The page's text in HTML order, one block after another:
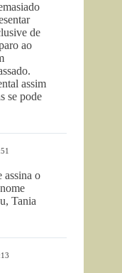
de
ao
assim
se pode
o
Tania